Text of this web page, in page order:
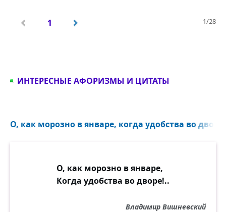
А я без него... умираю.
1/28
1
ИНТЕРЕСНЫЕ АФОРИЗМЫ И ЦИТАТЫ
О, как морозно в январе, когда удобства во
О, как морозно в январе,
Когда удобства во дворе!..
Владимир Вишневский